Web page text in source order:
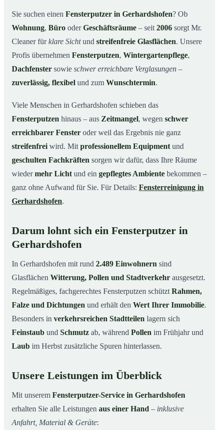
03Unsere Leistungen im Überblick
04Warum Mr. Cleaner in Gerhardshofen?
05So funktioniert’s
07Jetzt kostenloses Angebot einholen
Gerhardshofen im Einsatz
Sie suchen einen Fensterputzer in Gerhardshofen? Ob
Wohnung, Büro oderGeschäftsräume – seit 2006 sorgt Mr.
Cleaner fürklare Sichtund streifenfreie Glasflächen. Unsere
Profis übernehmen Fensterputzen, Wintergartenpflege,
Dachfenster sowie schwer erreichbare Verglasungen –
zuverlässig, flexibel und zum Wunschtermin.
Viele Menschen in Gerhardshofen schieben das
Fensterputzen hinaus – aus Zeitmangel, wegen schwer
erreichbarer Fenster oder weil das Ergebnis nie ganz
streifenfrei wird. Mit professionellem Equipment und
geschulten Fachkräften sorgen wir dafür, dass Ihre Räume
wiedermehr Licht und ein gepflegtes Ambiente bekommen –
ganz ohne Aufwand für Sie. Für Details: Fensterreinigung in
Gerhardshofen.
Darum lohnt sich ein Fensterputzer in
Gerhardshofen
In Gerhardshofen mit rund 2.489 Einwohnern sind
Glasflächen Witterung, Pollen und Stadtverkehr ausgesetzt.
Regelmäßiges, fachgerechtes Fensterputzen schützt Rahmen,
Falze und Dichtungen und erhält den Wert Ihrer Immobilie.
Besonders in verkehrsreichen Stadtteilen lagern sich
Feinstaub und Schmutz ab, während Pollen im Frühjahr und
Laub im Herbst zusätzliche Spuren hinterlassen.
Unsere Leistungen im Überblick
Mit unserem Fensterputzer-Service in Gerhardshofen
erhalten Sie alle Leistungen aus einer Hand – inklusive
Anfahrt, Material & Geräte: